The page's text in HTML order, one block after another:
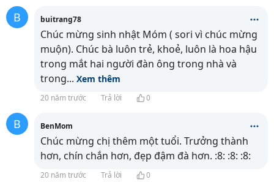
B buitrang78
Chúc mừng sinh nhật Móm ( sori vì chúc mừng
muộn). Chúc bà luôn trẻ, khoẻ, luôn là hoa hậu
trong mắt hai người đàn ông trong nhà và
trong... Xem thêm
20 năm trước Trả lời 0
B BenMom
Chúc mừng chị thêm một tuổi. Trưởng thành
hơn, chín chắn hơn, đẹp đậm đà hơn. :8: :8: :8:
20 năm trước Trả lời 0